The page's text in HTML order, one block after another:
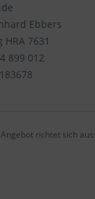
Ebbers
7631
899 012
richtet sich